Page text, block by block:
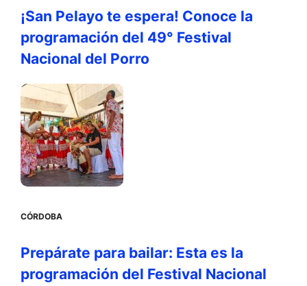
¡San Pelayo te espera! Conoce la
programación del 49° Festival
Nacional del Porro
CÓRDOBA
Prepárate para bailar: Esta es la
programación del Festival Nacional